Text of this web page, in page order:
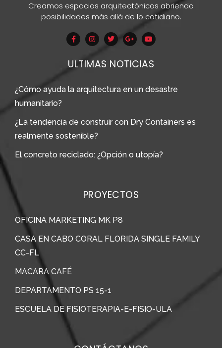
Creamos espacios arquitectónicos abriendo
posibilidades más allá de lo cotidiano.
ULTIMAS NOTICIAS
¿Cómo ayuda la arquitectura en un desastre
humanitario?
¿La tendencia de construir con Dry Containers es
realmente sostenible?
El concreto reciclado: ¿Opción o utopía?
PROYECTOS
OFICINA MARKETING MK P8
CASA EN CABO CORAL FLORIDA SINGLE FAMILY
CC-FL
MACARA CAFÉ
DEPARTAMENTO PS 15-1
ESCUELA DE FISIOTERAPIA-E-FISIO-ULA